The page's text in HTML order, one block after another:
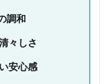
調和
々しさ
安心感